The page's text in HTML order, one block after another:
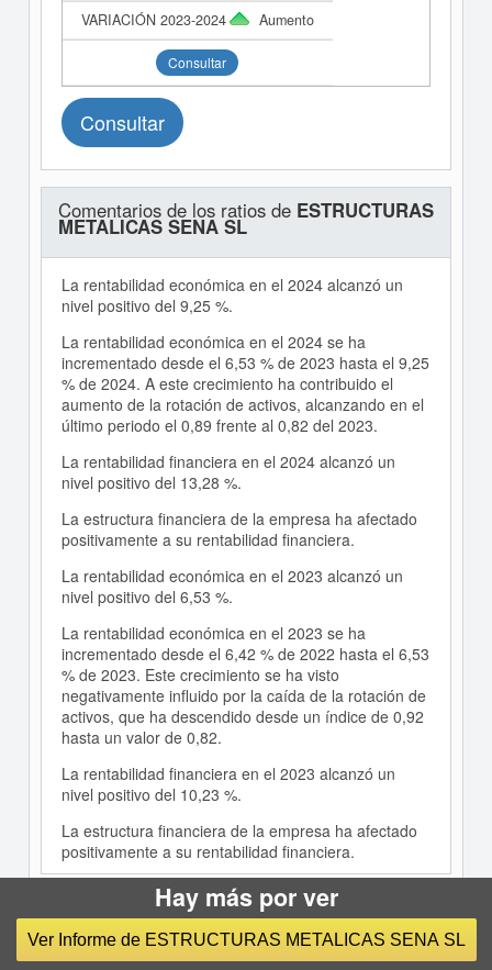
Aumento
Consultar
Consultar
Comentarios de los ratios de ESTRUCTURAS
METALICAS SENA SL
La rentabilidad económica en el 2024 alcanzó un
nivel positivo del 9,25 %.
La rentabilidad económica en el 2024 se ha
incrementado desde el 6,53 % de 2023 hasta el 9,25
% de 2024. A este crecimiento ha contribuido el
aumento de la rotación de activos, alcanzando en el
último periodo el 0,89 frente al 0,82 del 2023.
La rentabilidad financiera en el 2024 alcanzó un
nivel positivo del 13,28 %.
La estructura financiera de la empresa ha afectado
positivamente a su rentabilidad financiera.
La rentabilidad económica en el 2023 alcanzó un
nivel positivo del 6,53 %.
La rentabilidad económica en el 2023 se ha
incrementado desde el 6,42 % de 2022 hasta el 6,53
% de 2023. Este crecimiento se ha visto
negativamente influido por la caída de la rotación de
activos, que ha descendido desde un índice de 0,92
hasta un valor de 0,82.
La rentabilidad financiera en el 2023 alcanzó un
nivel positivo del 10,23 %.
La estructura financiera de la empresa ha afectado
positivamente a su rentabilidad financiera.
Motivos de los Últimos Cálculos Relevantes en la
Nota Informa
Hay más por ver
Ver Informe de ESTRUCTURAS METALICAS SENA SL